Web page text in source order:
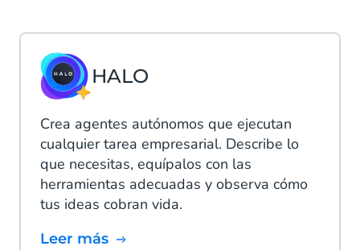
HALO
Crea agentes autónomos que ejecutan
cualquier tarea empresarial. Describe lo
que necesitas, equípalos con las
herramientas adecuadas y observa cómo
tus ideas cobran vida.
Leer más